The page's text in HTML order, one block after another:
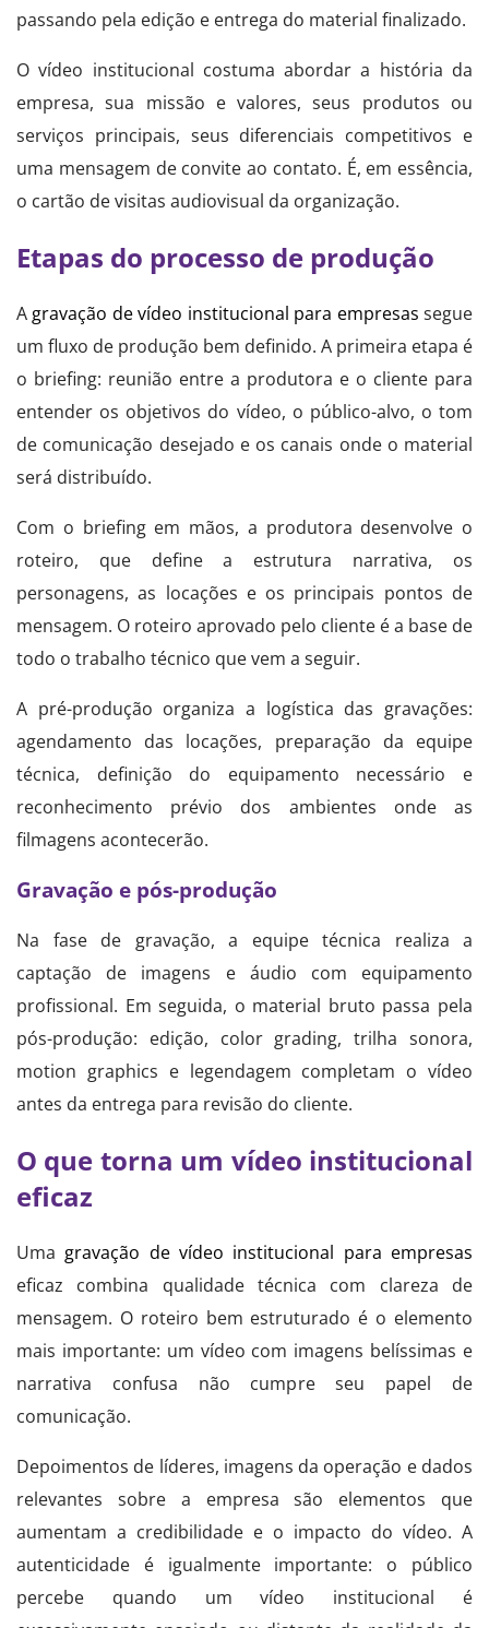
passando pela edição e entrega do material finalizado.
O vídeo institucional costuma abordar a história da
empresa, sua missão e valores, seus produtos ou
serviços principais, seus diferenciais competitivos e
uma mensagem de convite ao contato. É, em essência,
o cartão de visitas audiovisual da organização.
Etapas do processo de produção
A gravação de vídeo institucional para empresas segue
um fluxo de produção bem definido. A primeira etapa é
o briefing: reunião entre a produtora e o cliente para
entender os objetivos do vídeo, o público-alvo, o tom
de comunicação desejado e os canais onde o material
será distribuído.
Com o briefing em mãos, a produtora desenvolve o
roteiro, que define a estrutura narrativa, os
personagens, as locações e os principais pontos de
mensagem. O roteiro aprovado pelo cliente é a base de
todo o trabalho técnico que vem a seguir.
A pré-produção organiza a logística das gravações:
agendamento das locações, preparação da equipe
técnica, definição do equipamento necessário e
reconhecimento prévio dos ambientes onde as
filmagens acontecerão.
Gravação e pós-produção
Na fase de gravação, a equipe técnica realiza a
captação de imagens e áudio com equipamento
profissional. Em seguida, o material bruto passa pela
pós-produção: edição, color grading, trilha sonora,
motion graphics e legendagem completam o vídeo
antes da entrega para revisão do cliente.
O que torna um vídeo institucional
eficaz
Uma gravação de vídeo institucional para empresas
eficaz combina qualidade técnica com clareza de
mensagem. O roteiro bem estruturado é o elemento
mais importante: um vídeo com imagens belíssimas e
narrativa confusa não cumpre seu papel de
comunicação.
Depoimentos de líderes, imagens da operação e dados
relevantes sobre a empresa são elementos que
aumentam a credibilidade e o impacto do vídeo. A
autenticidade é igualmente importante: o público
percebe quando um vídeo institucional é